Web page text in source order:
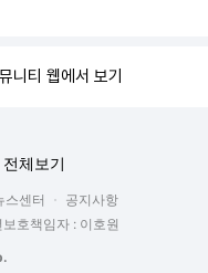
니티 웹에서 보기
전체보기
스센터
공지사항
보호책임자 : 이호원